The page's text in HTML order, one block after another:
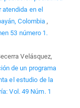
en el
Colombia ,
53 número 1.
Velásquez,
de un programa
el estudio de la
Vol. 49 Núm. 1